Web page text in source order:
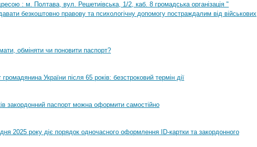
: м. Полтава, вул. Решетиівська, 1/2, каб. 8 громадська організація "
безкоштовно правову та психологічну допомогу постраждалим від військових
обміняти чи поновити паспорт?
України після 65 років: безстроковий термін дії
закордонний паспорт можна оформити самостійно
2025 року діє порядок одночасного оформлення ID-картки та закордонного